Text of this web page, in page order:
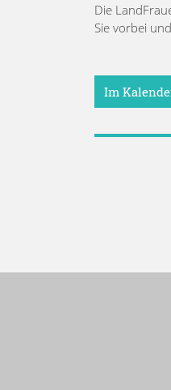
Die
Sie vorbei
Im